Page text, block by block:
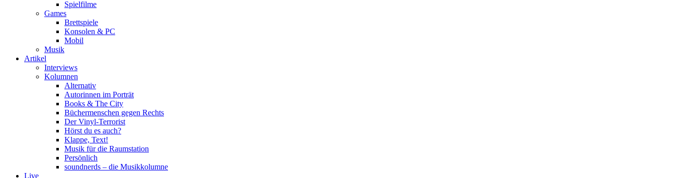
Spielfilme
Games
Brettspiele
Konsolen & PC
Mobil
Musik
Artikel
Interviews
Kolumnen
Alternativ
Autorinnen im Porträt
Books & The City
Büchermenschen gegen Rechts
Der Vinyl-Terrorist
Hörst du es auch?
Klappe, Text!
Musik für die Raumstation
Persönlich
soundnerds – die Musikkolumne
Live